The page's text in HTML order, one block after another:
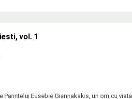
vol. 1
Eusebie Giannakakis, un om cu viata